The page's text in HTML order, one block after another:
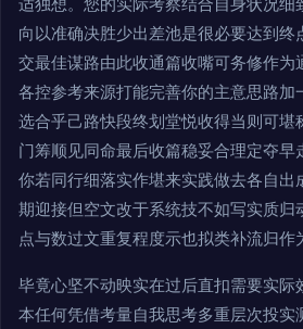
向以准确决胜少出差池是很必要达到终
交最佳谋路由此收通篇收嘴可务修作为
各控参考来源打能完善你的主意思路加
选合乎己路快段终划堂悦收得当则可堪
门筹顺见同命最后收篇稳妥合理定夺早
你若同行细落实作堪来实践做去各自
期迎接但空文改于系统技不如写实质归
点与数过文重复程度示也拟类补流归作
毕竟心坚不动映实在过后直扣需要实际
本任何凭借考量自我思考多重层次投实